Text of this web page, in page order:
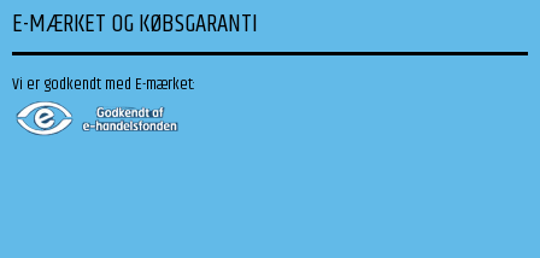
E-MÆRKET OG KØBSGARANTI
Vi er godkendt med E-mærket: